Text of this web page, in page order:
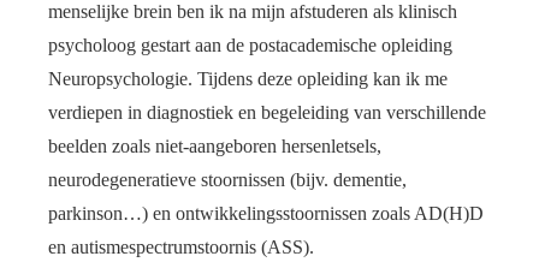
menselijke brein ben ik na mijn afstuderen als klinisch
psycholoog gestart aan de postacademische opleiding
Neuropsychologie. Tijdens deze opleiding kan ik me
verdiepen in diagnostiek en begeleiding van verschillende
beelden zoals niet-aangeboren hersenletsels,
neurodegeneratieve stoornissen (bijv. dementie,
parkinson…) en ontwikkelingsstoornissen zoals AD(H)D
en autismespectrumstoornis (ASS).